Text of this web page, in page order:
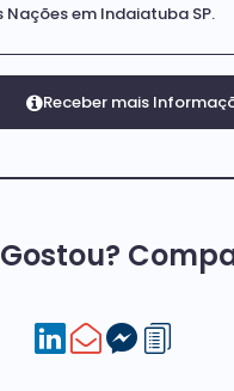
Gostou?